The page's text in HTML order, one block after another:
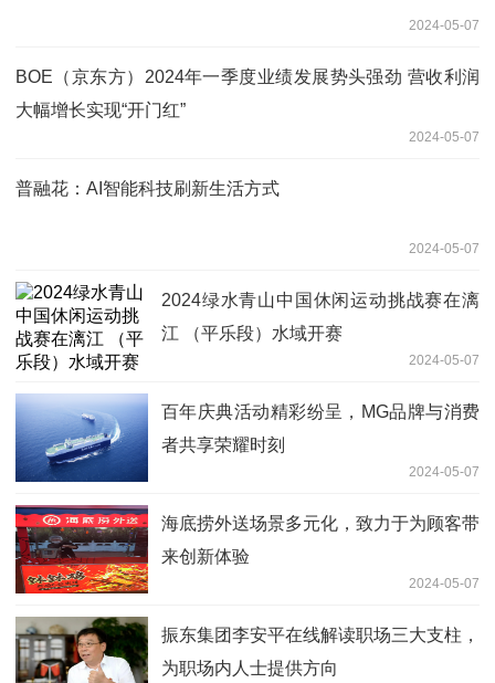
2024-05-07
BOE（京东方）2024年一季度业绩发展势头强劲 营收利润
大幅增长实现“开门红”
2024-05-07
普融花：AI智能科技刷新生活方式
2024-05-07
2024绿水青山中国休闲运动挑战赛在漓
江 （平乐段）水域开赛
2024-05-07
百年庆典活动精彩纷呈，MG品牌与消费
者共享荣耀时刻
2024-05-07
海底捞外送场景多元化，致力于为顾客带
来创新体验
2024-05-07
振东集团李安平在线解读职场三大支柱，
为职场内人士提供方向